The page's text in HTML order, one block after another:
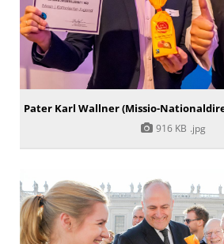
916 KB .jpg